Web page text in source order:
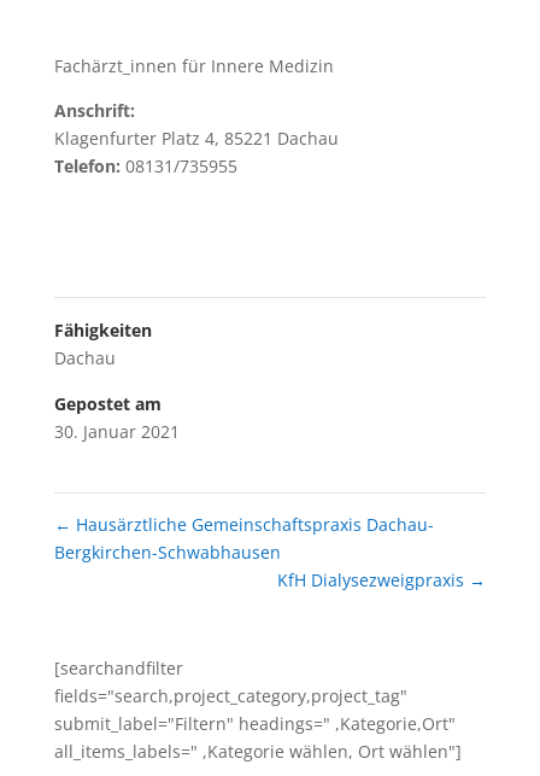
Fachärzt_innen für Innere Medizin
Anschrift:
Klagenfurter Platz 4, 85221 Dachau
Telefon: 08131/735955
Fähigkeiten
Dachau
Gepostet am
30. Januar 2021
← Hausärztliche Gemeinschaftspraxis Dachau-
Bergkirchen-Schwabhausen
KfH Dialysezweigpraxis →
[searchandfilter
fields="search,project_category,project_tag"
submit_label="Filtern" headings=" ,Kategorie,Ort"
all_items_labels=" ,Kategorie wählen, Ort wählen"]